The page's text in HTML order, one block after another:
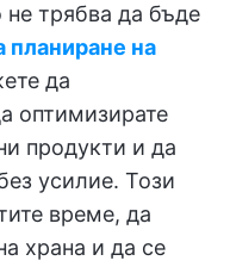
не трябва да бъде
планиране на
да
оптимизирате
продукти и да
усилие. Този
време, да
храна и да се